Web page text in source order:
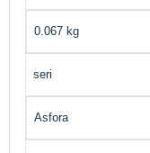
0.067 kg
seri
Asfora